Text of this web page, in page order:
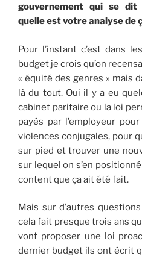
gouvernement qui se dit
quelle est votre analyse de
Pour l’instant c’est dans
budget je crois qu’on
« équité des genres » mais
là du tout. Oui il y a eu
cabinet paritaire ou la loi
payés par l’employeur
violences conjugales, pour
sur pied et trouver une
sur lequel on s’en
content que ça ait été fait.
Mais sur d’autres
cela fait presque trois ans
vont proposer une loi
dernier budget ils ont écrit